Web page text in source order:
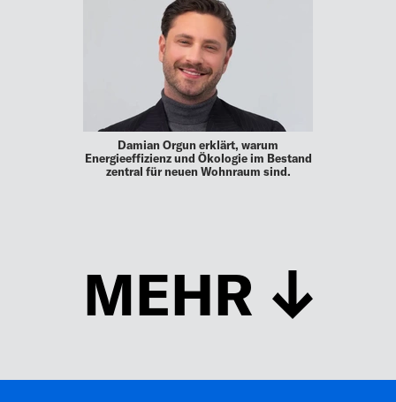
Damian Orgun erklärt, warum
Energieeffizienz und Ökologie im Bestand
zentral für neuen Wohnraum sind.
MEHR